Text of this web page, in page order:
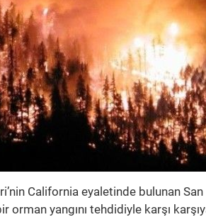
California eyaletinde bulunan
yangını tehdidiyle karşı